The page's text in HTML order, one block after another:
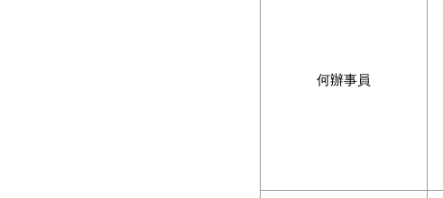
何辦事員